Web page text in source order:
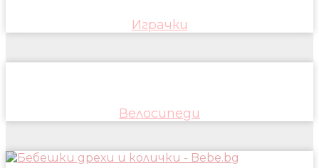
Играчки
Велосипеди